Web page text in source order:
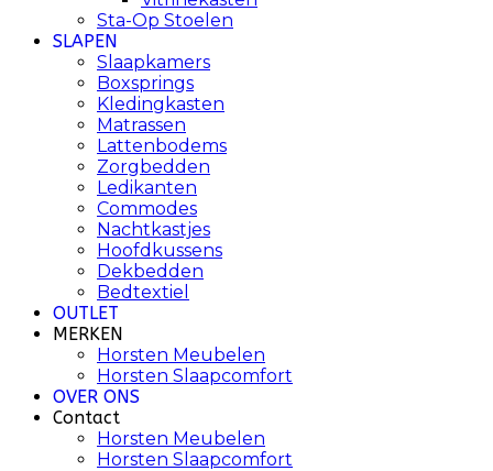
Sta-Op Stoelen
SLAPEN
Slaapkamers
Boxsprings
Kledingkasten
Matrassen
Lattenbodems
Zorgbedden
Ledikanten
Commodes
Nachtkastjes
Hoofdkussens
Dekbedden
Bedtextiel
OUTLET
MERKEN
Horsten Meubelen
Horsten Slaapcomfort
OVER ONS
Contact
Horsten Meubelen
Horsten Slaapcomfort